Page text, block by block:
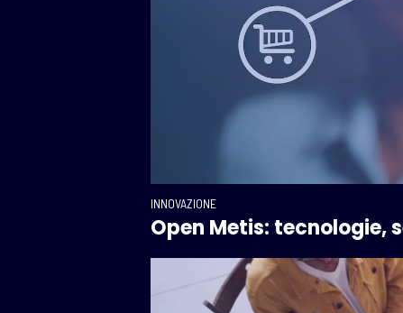
INNOVAZIONE
Open Metis: tecnologie,